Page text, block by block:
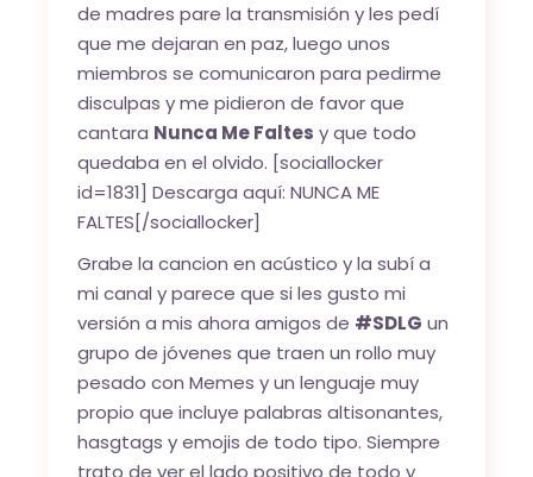
de madres pare la transmisión y les pedí
que me dejaran en paz, luego unos
miembros se comunicaron para pedirme
disculpas y me pidieron de favor que
cantara Nunca Me Faltes y que todo
quedaba en el olvido. [sociallocker
id=1831] Descarga aquí:NUNCA ME
FALTES[/sociallocker]
Grabe la cancion en acústico y la subí a
mi canal y parece que si les gusto mi
versión a mis ahora amigos de #SDLG un
grupo de jóvenes que traen un rollo muy
pesado con Memes y un lenguaje muy
propio que incluye palabras altisonantes,
hasgtags y emojis de todo tipo. Siempre
trato de ver el lado positivo de todo y